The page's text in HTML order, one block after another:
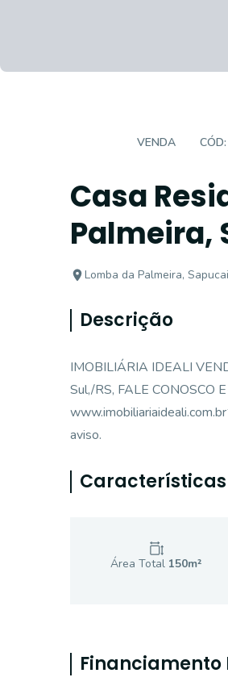
VENDA CÓD:
Casa
Palmeira,
Lomba da Palmeira,
Descrição
IMOBILIÁRIA IDEALI
Sul,/RS, FALE
aviso.
Características
Área Total 150m²
Financiamento